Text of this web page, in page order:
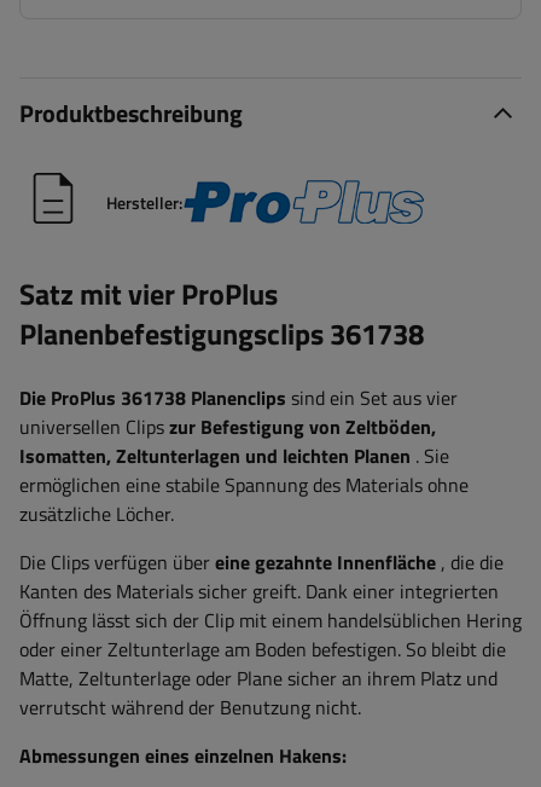
Produktbeschreibung
Hersteller:
Satz mit vier ProPlus
Planenbefestigungsclips 361738
Die ProPlus 361738 Planenclips sind ein Set aus vier
universellen Clipszur Befestigung von Zeltböden,
Isomatten, Zeltunterlagen und leichten Planen . Sie
ermöglichen eine stabile Spannung des Materials ohne
zusätzliche Löcher.
Die Clips verfügen übereine gezahnte Innenfläche , die die
Kanten des Materials sicher greift. Dank einer integrierten
Öffnung lässt sich der Clip mit einem handelsüblichen Hering
oder einer Zeltunterlage am Boden befestigen. So bleibt die
Matte, Zeltunterlage oder Plane sicher an ihrem Platz und
verrutscht während der Benutzung nicht.
Abmessungen eines einzelnen Hakens: